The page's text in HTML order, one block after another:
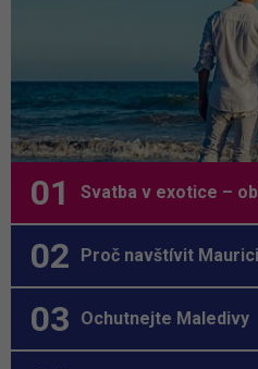
Svatba v exotice –
Proč navštívit
Ochutnejte Maledivy